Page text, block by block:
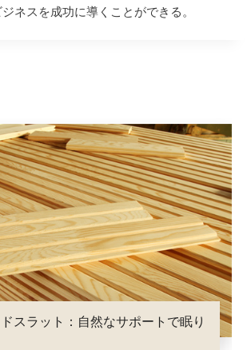
ネスを成功に導くことができる。
スラット：自然なサポートで眠り